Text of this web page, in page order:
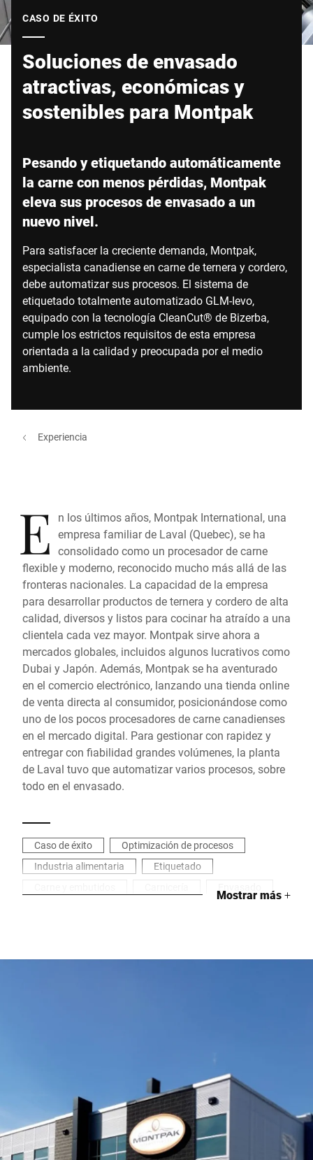
CASO DE ÉXITO
Soluciones de envasado
atractivas, económicas y
sostenibles para Montpak
Pesando y etiquetando automáticamente
la carne con menos pérdidas, Montpak
eleva sus procesos de envasado a un
nuevo nivel.
Para satisfacer la creciente demanda, Montpak,
especialista canadiense en carne de ternera y cordero,
debe automatizar sus procesos. El sistema de
etiquetado totalmente automatizado GLM-Ievo,
equipado con la tecnología CleanCut® de Bizerba,
cumple los estrictos requisitos de esta empresa
orientada a la calidad y preocupada por el medio
ambiente.
Experiencia
E
n los últimos años, Montpak International, una
empresa familiar de Laval (Quebec), se ha
consolidado como un procesador de carne
flexible y moderno, reconocido mucho más allá de las
fronteras nacionales. La capacidad de la empresa
para desarrollar productos de ternera y cordero de alta
calidad, diversos y listos para cocinar ha atraído a una
clientela cada vez mayor. Montpak sirve ahora a
mercados globales, incluidos algunos lucrativos como
Dubai y Japón. Además, Montpak se ha aventurado
en el comercio electrónico, lanzando una tienda online
de venta directa al consumidor, posicionándose como
uno de los pocos procesadores de carne canadienses
en el mercado digital. Para gestionar con rapidez y
entregar con fiabilidad grandes volúmenes, la planta
de Laval tuvo que automatizar varios procesos, sobre
todo en el envasado.
Caso de éxito
Optimización de procesos
Industria alimentaria
Etiquetado
Mostrar más+